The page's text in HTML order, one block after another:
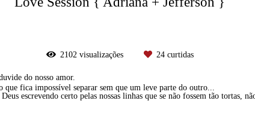
2102visualizações 24curtidas
do nosso amor.
fica impossível separar sem que um leve parte do outro...
escrevendo certo pelas nossas linhas que se não fossem tão tortas,